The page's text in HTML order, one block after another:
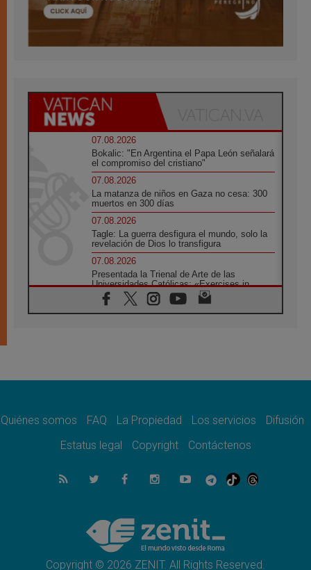
07.08.2026
Bokalic: "En Argentina el Papa León señalará
el compromiso del cristiano"
07.08.2026
La matanza de niños en Gaza no cesa: 300
muertos en 300 días
07.08.2026
Tagle: La guerra desfigura el mundo, solo la
revelación de Dios lo transfigura
07.08.2026
Presentada la Trienal de Arte de las
Universidades Católicas: «Exercises in
Empathy»
07.08.2026
digital para mujeres líderes en África
Programa oficial del Viaje Apostólico del
07.08.2026
Obispos de Ecuador: El bien de las familias
Cardenal Parolin: La paz comienza con la
empatía al dolor del otro
Quiénes somos FAQ La Propiedad Los servicios
Difusión
Estatus legal
Copyright Contáctenos
Copyright © 2026 ZENIT. All Rights Reserved.